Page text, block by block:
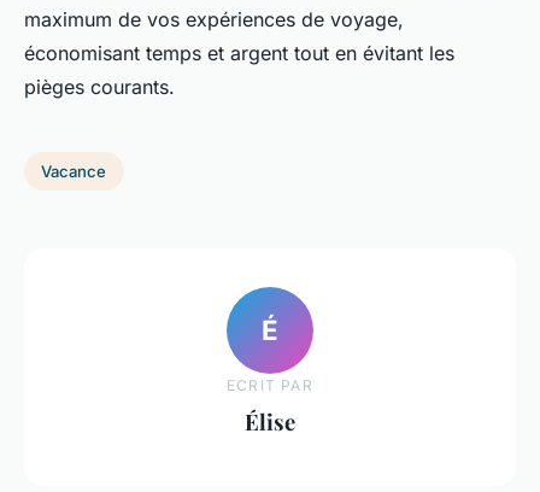
maximum de vos expériences de voyage,
économisant temps et argent tout en évitant les
pièges courants.
Vacance
É
ECRIT PAR
Élise